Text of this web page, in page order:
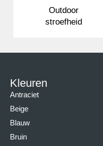
Outdoor
stroefheid
Kleuren
Antraciet
Beige
Blauw
Bruin